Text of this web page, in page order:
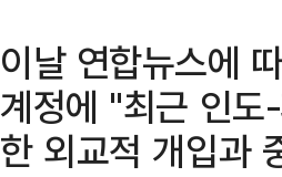
이날 연합뉴스에
계정에 "최근 인도
한 외교적 개입과